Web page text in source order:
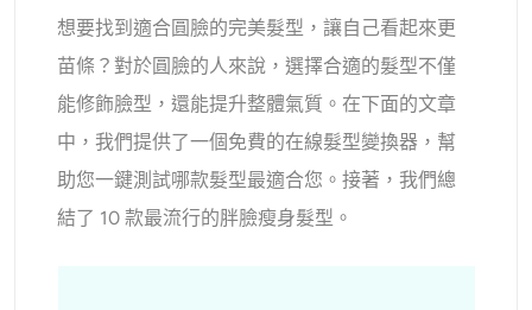
AI擁抱生成器
AI舞蹈生成器
支援的人工智慧模型
Seedream 5.0 專業版 Nano Banana Pro Seedream 4.5
納米香蕉 通量 Kontext
物件移除器
浮水印去除器
想要找到適合圓臉的完美髮型，讓自己看起來更
苗條？對於圓臉的人來說，選擇合適的髮型不僅
能修飾臉型，還能提升整體氣質。在下面的文章
中，我們提供了一個免費的在線髮型變換器，幫
助您一鍵測試哪款髮型最適合您。接著，我們總
結了 10 款最流行的胖臉瘦身髮型。